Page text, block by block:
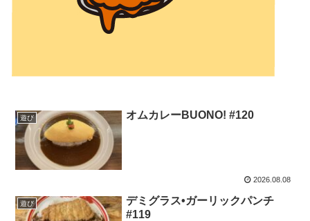
遊び オムカレーBUONO! #120
2026.08.08
遊び
デミグラス•ガーリックパンチ
#119